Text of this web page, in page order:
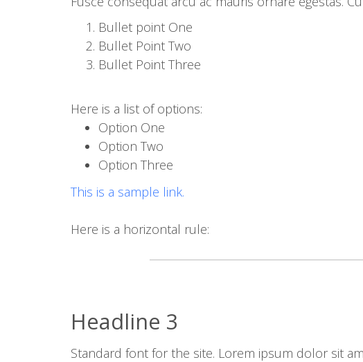
Bullet point One
Bullet Point Two
Bullet Point Three
Here is a list of options:
Option One
Option Two
Option Three
This is a sample link.
Here is a horizontal rule:
Headline 3
Standard font for the site. Lorem ipsum dolor sit